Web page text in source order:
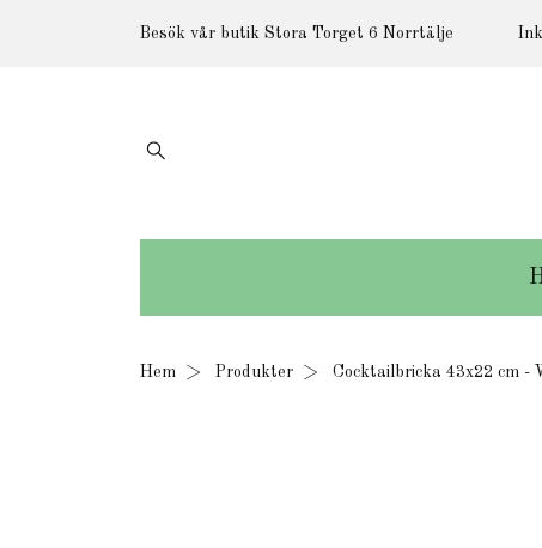
Besök vår butik Stora Torget 6 Norrtälje
Hem Produkter Cocktailbricka 43x22 cm -